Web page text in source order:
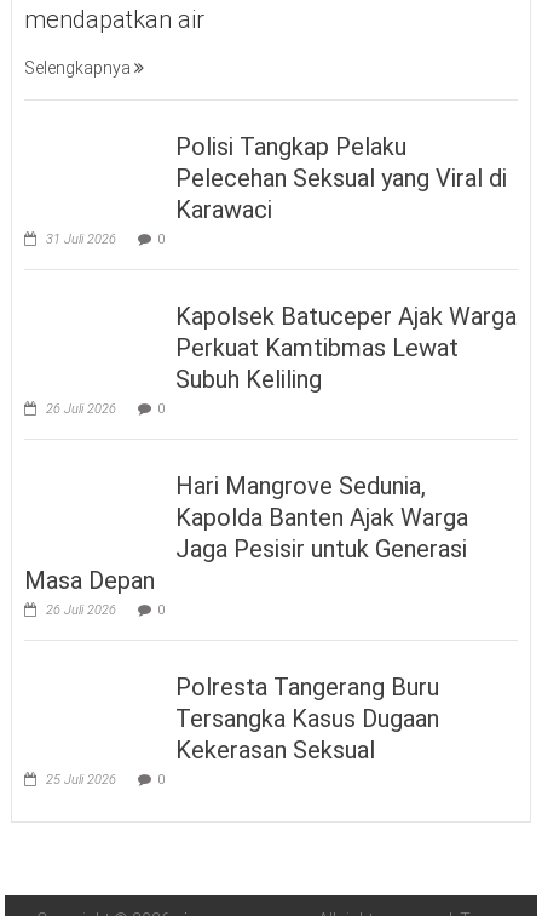
mendapatkan air
Selengkapnya
Polisi Tangkap Pelaku
Pelecehan Seksual yang Viral di
Karawaci
31 Juli 2026 0
Kapolsek Batuceper Ajak Warga
Perkuat Kamtibmas Lewat
Subuh Keliling
26 Juli 2026 0
Hari Mangrove Sedunia,
Kapolda Banten Ajak Warga
Jaga Pesisir untuk Generasi
Masa Depan
26 Juli 2026 0
Polresta Tangerang Buru
Tersangka Kasus Dugaan
Kekerasan Seksual
25 Juli 2026 0